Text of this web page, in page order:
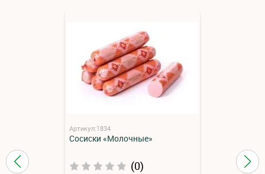
Артикул:1834
Сосиски «Молочные»
(0)